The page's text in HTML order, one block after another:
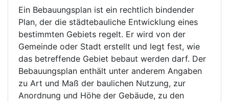
Ein Bebauungsplan ist ein rechtlich bindender
Plan, der die städtebauliche Entwicklung eines
bestimmten Gebiets regelt. Er wird von der
Gemeinde oder Stadt erstellt und legt fest, wie
das betreffende Gebiet bebaut werden darf. Der
Bebauungsplan enthält unter anderem Angaben
zu Art und Maß der baulichen Nutzung, zur
Anordnung und Höhe der Gebäude, zu den